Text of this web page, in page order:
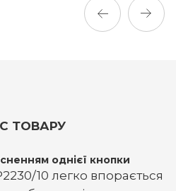
ТОВАРУ
однієї кнопки
10 легко впорається